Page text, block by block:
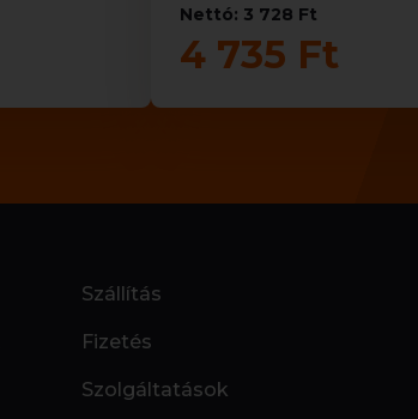
Nettó: 3 728 Ft
4 735 Ft
Szállítás
Fizetés
Szolgáltatások